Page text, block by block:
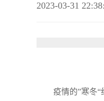
2023-03-31
疫情的”寒冬